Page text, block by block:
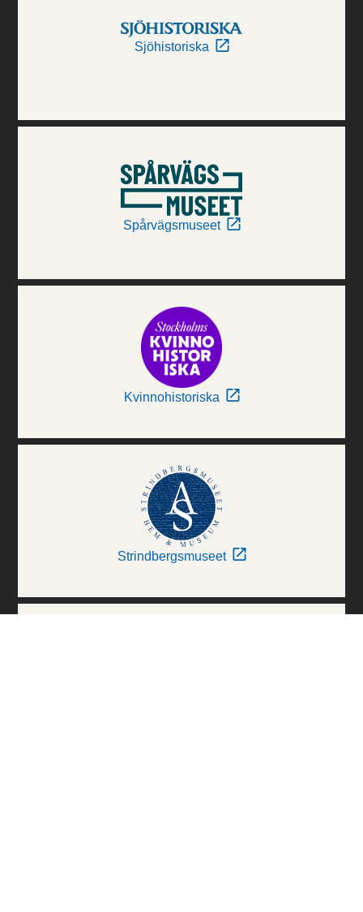
Sjöhistoriska
Spårvägsmuseet
Kvinnohistoriska
Strindbergsmuseet